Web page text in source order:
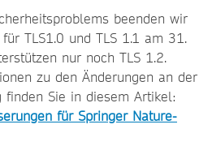
beenden wir
TLS1.0 und TLS 1.1 am 31.
nur noch TLS 1.2.
zu den Änderungen an der
finden Sie in diesem Artikel:
für Springer Nature-